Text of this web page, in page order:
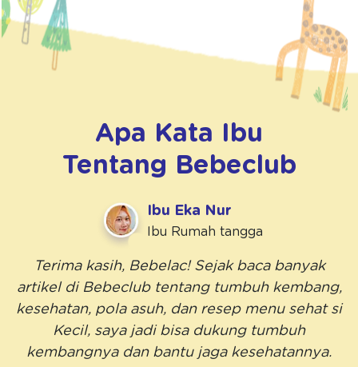
Apa Kata Ibu
Tentang Bebeclub
Ibu Eka Nur
Ibu Rumah tangga
Terima kasih, Bebelac! Sejak baca banyak
artikel di Bebeclub tentang tumbuh kembang,
kesehatan, pola asuh, dan resep menu sehat si
Kecil, saya jadi bisa dukung tumbuh
kembangnya dan bantu jaga kesehatannya.